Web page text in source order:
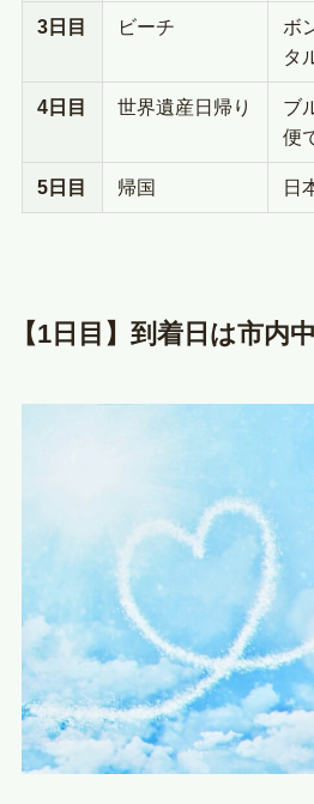
3日目 ビーチ
ボ
タ
4日目 世界遺産日帰り
ブ
便
5日目 帰国 日
【1日目】到着日は市内